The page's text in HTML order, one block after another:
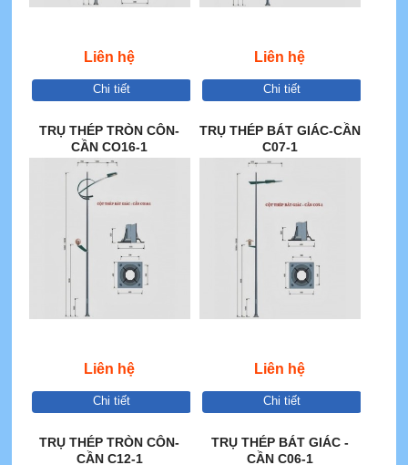
Liên hệ
Chi tiết
Liên hệ
Chi tiết
TRỤ THÉP TRÒN CÔN-
CẦN CO16-1
Liên hệ
Chi tiết
TRỤ THÉP BÁT GIÁC-CẦN
C07-1
Liên hệ
Chi tiết
TRỤ THÉP TRÒN CÔN-
CẦN C12-1
TRỤ THÉP BÁT GIÁC -
CẦN C06-1